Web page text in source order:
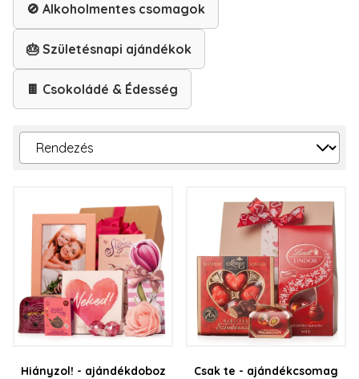
🚫 Alkoholmentes csomagok
🎂 Születésnapi ajándékok
🍫 Csokoládé & Édesség
Hiányzol! - ajándékdoboz
Csak te - ajándékcsomag